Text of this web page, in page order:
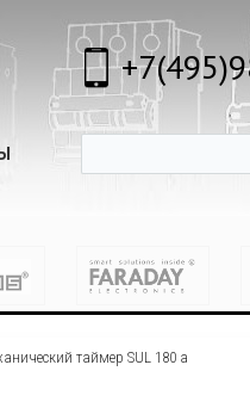
таймер SUL 180 a